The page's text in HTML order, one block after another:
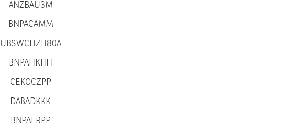
ANZBAU3M
BNPACAMM
UBSWCHZH80A
BNPAHKHH
CEKOCZPP
DABADKKK
BNPAFRPP